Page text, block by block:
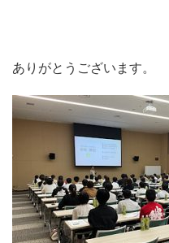
ありがとうございます。